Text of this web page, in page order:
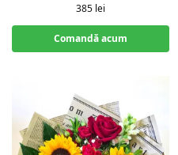
385 lei
Comandă acum